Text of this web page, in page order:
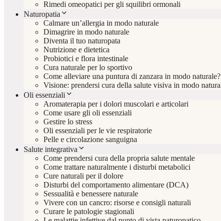
Rimedi omeopatici per gli squilibri ormonali
Naturopatia
Calmare un’allergia in modo naturale
Dimagrire in modo naturale
Diventa il tuo naturopata
Nutrizione e dietetica
Probiotici e flora intestinale
Cura naturale per lo sportivo
Come alleviare una puntura di zanzara in modo naturale?
Visione: prendersi cura della salute visiva in modo
Oli essenziali
Aromaterapia per i dolori muscolari e articolari
Come usare gli oli essenziali
Gestire lo stress
Oli essenziali per le vie respiratorie
Pelle e circolazione sanguigna
Salute integrativa
Come prendersi cura della propria salute mentale
Come trattare naturalmente i disturbi metabolici
Cure naturali per il dolore
Disturbi del comportamento alimentare (DCA)
Sessualità e benessere naturale
Vivere con un cancro: risorse e consigli naturali
Curare le patologie stagionali